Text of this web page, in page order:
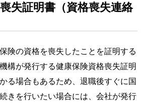
失証明書（資格喪失連絡
険の資格を喪失したことを証明する
構が発行する健康保険資格喪失証明
る場合もあるため、退職後すぐに国
きを行いたい場合には、会社が発行